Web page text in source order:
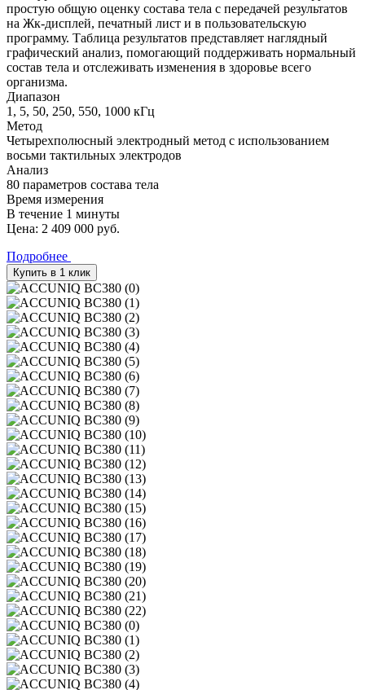
простую общую оценку состава тела с передачей результатов
на Жк-дисплей, печатный лист и в пользовательскую
программу. Таблица результатов представляет наглядный
графический анализ, помогающий поддерживать нормальный
состав тела и отслеживать изменения в здоровье всего
организма.
Диапазон
1, 5, 50, 250, 550, 1000 кГц
Метод
Четырехполюсный электродный метод с использованием
восьми тактильных электродов
Анализ
80 параметров состава тела
Время измерения
В течение 1 минуты
Цена: 2 409 000 руб.
Подробнее
Купить в 1 клик